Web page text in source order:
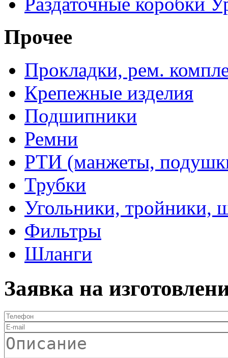
Прочее
Прокладки, рем.
Крепежные изделия
Подшипники
Ремни
РТИ (манжеты,
Трубки
Угольники, тройники,
Фильтры
Шланги
Заявка на
Телефон
E-mail
Описание